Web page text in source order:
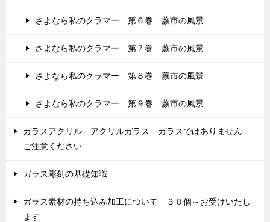
さよなら私のクラマー 第６巻 蕨市の風景
さよなら私のクラマー 第７巻 蕨市の風景
さよなら私のクラマー 第８巻 蕨市の風景
さよなら私のクラマー 第９巻 蕨市の風景
ガラスアクリル アクリルガラス ガラスではありません
ご注意ください
ガラス彫刻の基礎知識
ガラス素材の持ち込み加工について ３０個～お受けいたし
ます